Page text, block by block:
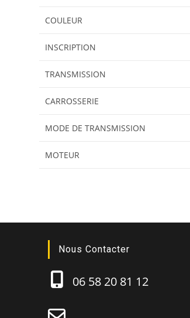
COULEUR
INSCRIPTION
TRANSMISSION
CARROSSERIE
MODE DE TRANSMISSION
MOTEUR
Nous Contacter
06 58 20 81 12